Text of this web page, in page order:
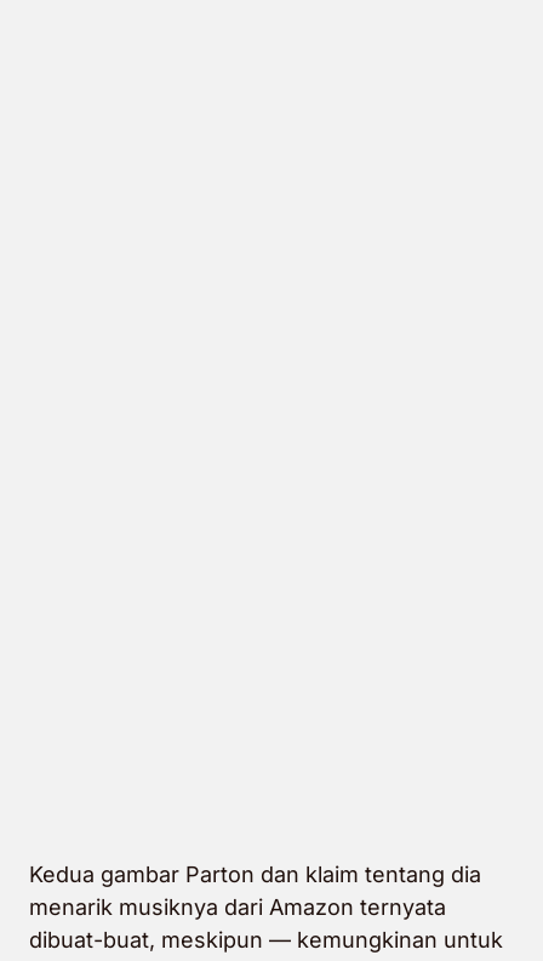
Kedua gambar Parton dan klaim tentang dia
menarik musiknya dari Amazon ternyata
dibuat-buat, meskipun — kemungkinan untuk